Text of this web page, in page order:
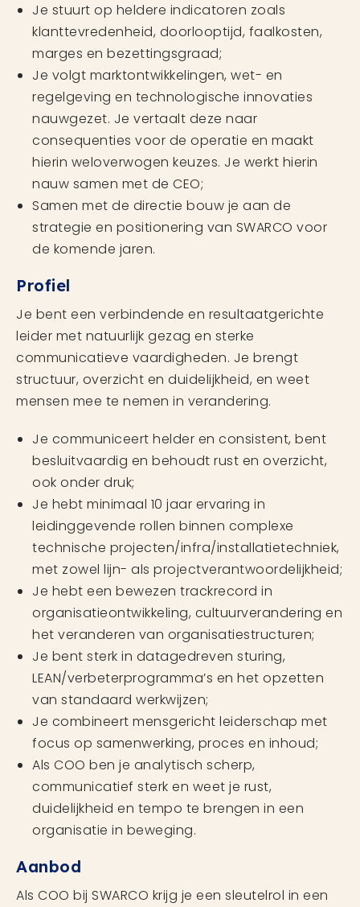
Je stuurt op heldere indicatoren zoals
klanttevredenheid, doorlooptijd, faalkosten,
marges en bezettingsgraad;
Je volgt marktontwikkelingen, wet- en
regelgeving en technologische innovaties
nauwgezet. Je vertaalt deze naar
consequenties voor de operatie en maakt
hierin weloverwogen keuzes. Je werkt hierin
nauw samen met de CEO;
Samen met de directie bouw je aan de
strategie en positionering van SWARCO voor
de komende jaren.
Profiel
Je bent een verbindende en resultaatgerichte
leider met natuurlijk gezag en sterke
communicatieve vaardigheden. Je brengt
structuur, overzicht en duidelijkheid, en weet
mensen mee te nemen in verandering.
Je communiceert helder en consistent, bent
besluitvaardig en behoudt rust en overzicht,
ook onder druk;
Je hebt minimaal 10 jaar ervaring in
leidinggevende rollen binnen complexe
technische projecten/infra/installatietechniek,
met zowel lijn- als projectverantwoordelijkheid;
Je hebt een bewezen trackrecord in
organisatieontwikkeling, cultuurverandering en
het veranderen van organisatiestructuren;
Je bent sterk in datagedreven sturing,
LEAN/verbeterprogramma’s en het opzetten
van standaard werkwijzen;
Je combineert mensgericht leiderschap met
focus op samenwerking, proces en inhoud;
Als COO ben je analytisch scherp,
communicatief sterk en weet je rust,
duidelijkheid en tempo te brengen in een
organisatie in beweging.
Aanbod
Als COO bij SWARCO krijg je een sleutelrol in een